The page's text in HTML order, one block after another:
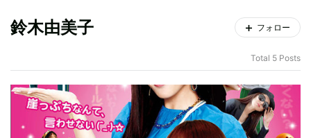
鈴木由美子 フォロー
Total 5 Posts